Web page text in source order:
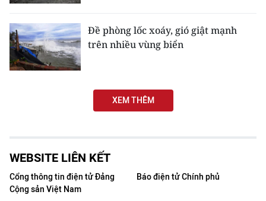
CHƯƠNG TRÌNH OCOP - MỖI XÃ
MỘT SẢN PHẨM
RADIO
Media Kinh tế
Đề phòng lốc xoáy, gió giật mạnh
trên nhiều vùng biển
XEM THÊM
WEBSITE LIÊN KẾT
Cổng thông tin điện tử Đảng
Cộng sản Việt Nam
Báo điện tử Chính phủ